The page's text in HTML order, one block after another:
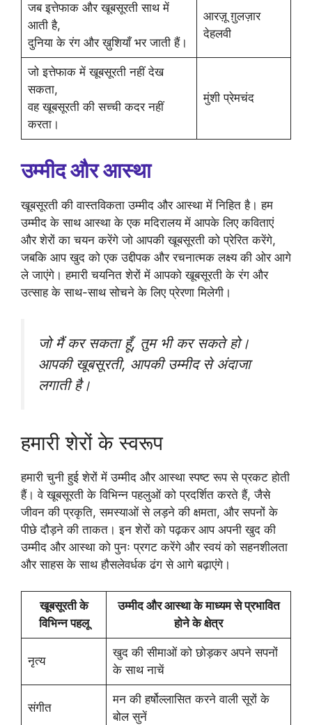
जब इत्तेफाक और खूबसूरती साथ में
आती है,
दुनिया के रंग और ख़ुशियाँ भर जाती हैं।
आरज़ू ग़ुलज़ार
देहलवी
जो इत्तेफाक में खूबसूरती नहीं देख
सकता,
वह खूबसूरती की सच्ची कदर नहीं
करता।
मुंशी प्रेमचंद
उम्मीद और आस्था
खूबसूरती की वास्तविकता उम्मीद और आस्था में निहित है। हम
उम्मीद के साथ आस्था के एक मदिरालय में आपके लिए कविताएं
और शेरों का चयन करेंगे जो आपकी खूबसूरती को प्रेरित करेंगे,
जबकि आप खुद को एक उद्दीपक और रचनात्मक लक्ष्य की ओर आगे
ले जाएंगे। हमारी चयनित शेरों में आपको खूबसूरती के रंग और
उत्साह के साथ-साथ सोचने के लिए प्रेरणा मिलेगी।
जो मैं कर सकता हूँ, तुम भी कर सकते हो।
आपकी खूबसूरती, आपकी उम्मीद से अंदाजा
लगाती है।
हमारी शेरों के स्वरूप
हमारी चुनी हुई शेरों में उम्मीद और आस्था स्पष्ट रूप से प्रकट होती
हैं। वे खूबसूरती के विभिन्न पहलुओं को प्रदर्शित करते हैं, जैसे
जीवन की प्रकृति, समस्याओं से लड़ने की क्षमता, और सपनों के
पीछे दौड़ने की ताकत। इन शेरों को पढ़कर आप अपनी खुद की
उम्मीद और आस्था को पुनः प्रगट करेंगे और स्वयं को सहनशीलता
और साहस के साथ हौसलेवर्धक ढंग से आगे बढ़ाएंगे।
खूबसूरती के
विभिन्न पहलू
उम्मीद और आस्था के माध्यम से प्रभावित
होने के क्षेत्र
नृत्य
खुद की सीमाओं को छोड़कर अपने सपनों
के साथ नाचें
संगीत
मन की हर्षोल्लासित करने वाली सूरों के
बोल सुनें